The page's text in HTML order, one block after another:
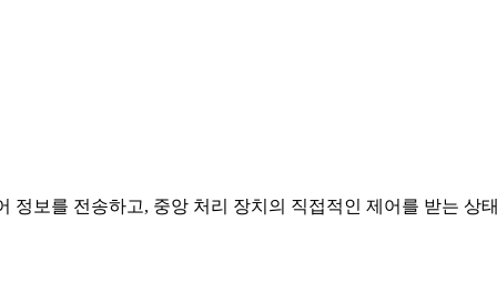
정보를 전송하고, 중앙 처리 장치의 직접적인 제어를 받는 상